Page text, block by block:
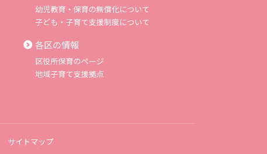
幼児教育・保育の無償化について
子ども・子育て支援制度について
各区の情報
区役所保育のページ
地域子育て支援拠点
サイトマップ